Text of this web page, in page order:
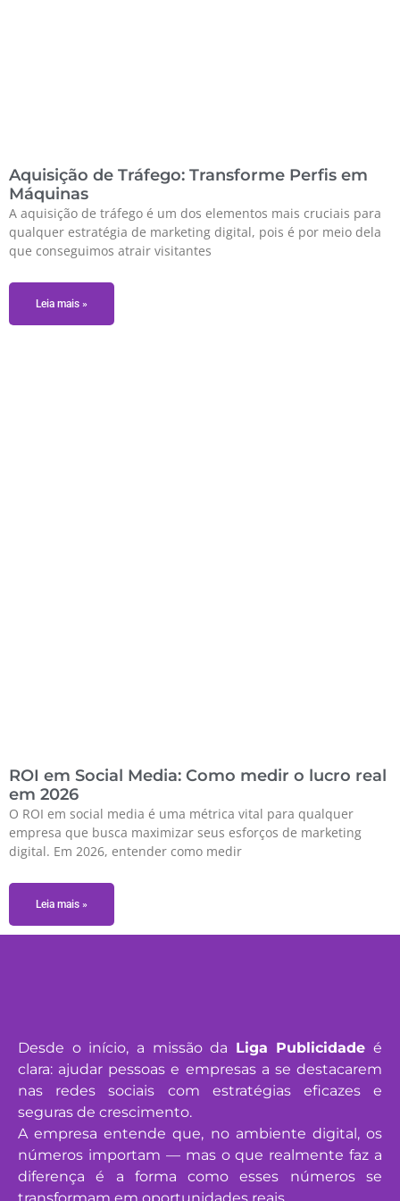
Aquisição de Tráfego: Transforme Perfis em
Máquinas
A aquisição de tráfego é um dos elementos mais cruciais para
qualquer estratégia de marketing digital, pois é por meio dela
que conseguimos atrair visitantes
Leia mais »
ROI em Social Media: Como medir o lucro real
em 2026
O ROI em social media é uma métrica vital para qualquer
empresa que busca maximizar seus esforços de marketing
digital. Em 2026, entender como medir
Leia mais »
Desde o início, a missão da Liga Publicidade é
clara: ajudar pessoas e empresas a se destacarem
nas redes sociais com estratégias eficazes e
seguras de crescimento.
A empresa entende que, no ambiente digital, os
números importam — mas o que realmente faz a
diferença é a forma como esses números se